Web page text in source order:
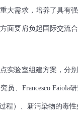
大需求，培养了具
面要肩负起国际交流
实验室组建方案，分
员、 Francesco Faiola
）、新污染物的毒